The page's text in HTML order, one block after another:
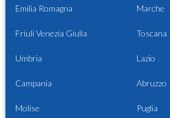
Emilia Romagna Marche
Friuli Venezia Giulia Toscana
Umbria Lazio
Campania Abruzzo
Molise Puglia